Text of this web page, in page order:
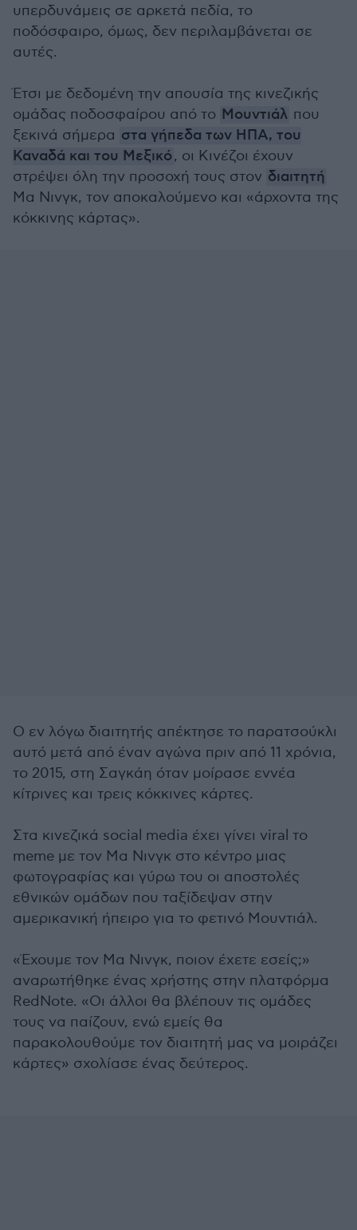
υπερδυνάμεις σε αρκετά πεδία, το
ποδόσφαιρο, όμως, δεν περιλαμβάνεται σε
αυτές.
Έτσι με δεδομένη την απουσία της κινεζικής
ομάδας ποδοσφαίρου από το Μουντιάλ που
ξεκινά σήμερα στα γήπεδα των ΗΠΑ, του
Καναδά και του Μεξικό, οι Κινέζοι έχουν
στρέψει όλη την προσοχή τους στον διαιτητή
Μα Νινγκ, τον αποκαλούμενο και «άρχοντα της
κόκκινης κάρτας».
Ο εν λόγω διαιτητής απέκτησε το παρατσούκλι
αυτό μετά από έναν αγώνα πριν από 11 χρόνια,
το 2015, στη Σαγκάη όταν μοίρασε εννέα
κίτρινες και τρεις κόκκινες κάρτες.
Στα κινεζικά social media έχει γίνει viral το
meme με τον Μα Νινγκ στο κέντρο μιας
φωτογραφίας και γύρω του οι αποστολές
εθνικών ομάδων που ταξίδεψαν στην
αμερικανική ήπειρο για το φετινό Μουντιάλ.
«Έχουμε τον Μα Νινγκ, ποιον έχετε εσείς;»
αναρωτήθηκε ένας χρήστης στην πλατφόρμα
RedNote. «Οι άλλοι θα βλέπουν τις ομάδες
τους να παίζουν, ενώ εμείς θα
παρακολουθούμε τον διαιτητή μας να μοιράζει
κάρτες» σχολίασε ένας δεύτερος.